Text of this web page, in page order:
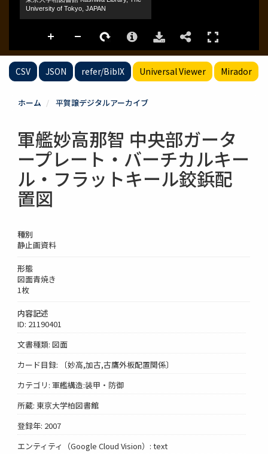
CSV JSON refer/BibIX Universal Viewer Mirador
ホーム 平賀譲デジタルアーカイブ
軍艦妙高那智 中央部ガータ
ープレート・バーチカルキー
ル・フラットキール鉸鋲配
置図
種別
静止画資料
形態
図面青焼き
1枚
内容記述
ID: 21190401
文書種類: 図面
カード目録: 〔妙高,加古,古鷹外板配置関係〕
カテゴリ: 軍艦構造:装甲・防御
所蔵: 東京大学柏図書館
登録年: 2007
エンティティ（Google Cloud Vision）: text